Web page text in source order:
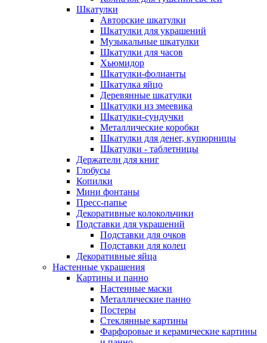
Шкатулки
Авторские шкатулки
Шкатулки для украшений
Музыкальные шкатулки
Шкатулки для часов
Хьюмидор
Шкатулки-фолианты
Шкатулка яйцо
Деревянные шкатулки
Шкатулки из змеевика
Шкатулки-сундучки
Металлические коробки
Шкатулки для денег, купюрницы
Шкатулки - таблетницы
Держатели для книг
Глобусы
Копилки
Мини фонтаны
Пресс-папье
Декоративные колокольчики
Подставки для украшений
Подставки для очков
Подставки для колец
Декоративные яйца
Настенные украшения
Картины и панно
Настенные маски
Металлические панно
Постеры
Стеклянные картины
Фарфоровые и керамические картины